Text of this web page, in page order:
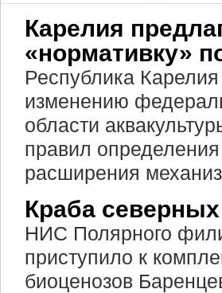
Карелия
«нормативку»
Республика
изменению
области
правил
расширения
Краба
НИС Полярного
приступило к
биоценозов